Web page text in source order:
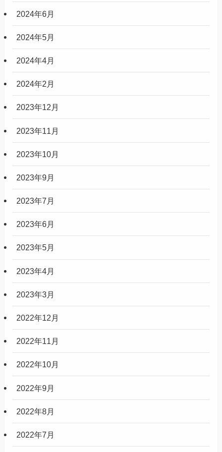
2024年6月
2024年5月
2024年4月
2024年2月
2023年12月
2023年11月
2023年10月
2023年9月
2023年7月
2023年6月
2023年5月
2023年4月
2023年3月
2022年12月
2022年11月
2022年10月
2022年9月
2022年8月
2022年7月